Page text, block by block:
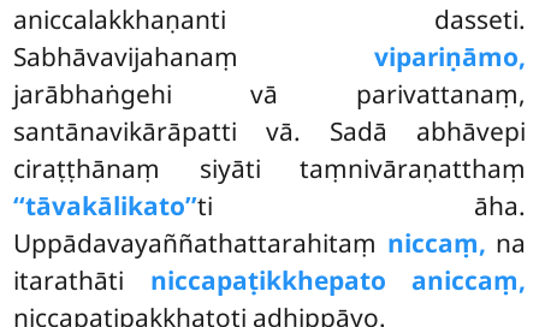
aniccalakkhaṇanti dasseti.
Sabhāvavijahanaṃ vipariṇāmo,
jarābhaṅgehi vā parivattanaṃ,
santānavikārāpatti vā. Sadā abhāvepi
ciraṭṭhānaṃ siyāti taṃnivāraṇatthaṃ
‘‘tāvakālikato’’ti āha.
Uppādavayaññathattarahitaṃ niccaṃ, na
itarathāti niccapaṭikkhepato aniccaṃ,
niccapaṭipakkhatoti adhippāyo.